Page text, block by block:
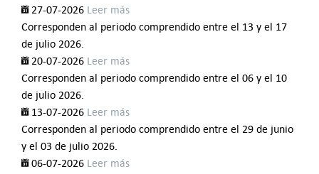
27-07-2026 Leer más
Corresponden al periodo comprendido entre el 13 y el 17
de julio 2026.
20-07-2026 Leer más
Corresponden al periodo comprendido entre el 06 y el 10
de julio 2026.
13-07-2026 Leer más
Corresponden al periodo comprendido entre el 29 de junio
y el 03 de julio 2026.
06-07-2026 Leer más